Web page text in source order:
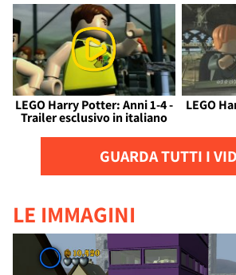
LEGO Harry Potter: Anni 1-4 -
Trailer esclusivo in italiano
LEGO
GUARDA TUTTI I
LE IMMAGINI